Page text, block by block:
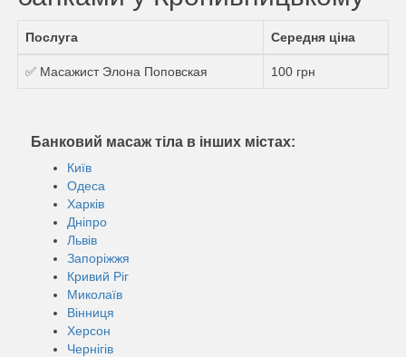
Послуга Середня ціна
✅ Масажист Элона Поповская 100 грн
Банковий масаж тіла в інших містах:
Київ
Одеса
Харків
Дніпро
Львів
Запоріжжя
Кривий Ріг
Миколаїв
Вінниця
Херсон
Чернігів